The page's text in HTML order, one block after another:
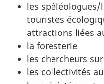
les
touristes
attractions liées
la foresterie
les chercheurs
les collectivités